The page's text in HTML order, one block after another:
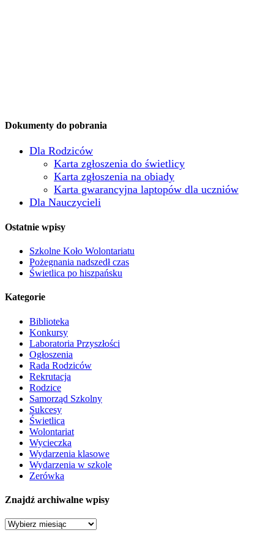
Dokumenty do pobrania
Dla Rodziców
Karta zgłoszenia do świetlicy
Karta zgłoszenia na obiady
Karta gwarancyjna laptopów dla uczniów
Dla Nauczycieli
Ostatnie wpisy
Szkolne Koło Wolontariatu
Pożegnania nadszedł czas
Świetlica po hiszpańsku
Kategorie
Biblioteka
Konkursy
Laboratoria Przyszłości
Ogłoszenia
Rada Rodziców
Rekrutacja
Rodzice
Samorząd Szkolny
Sukcesy
Świetlica
Wolontariat
Wycieczka
Wydarzenia klasowe
Wydarzenia w szkole
Zerówka
Znajdź archiwalne wpisy
Znajdź